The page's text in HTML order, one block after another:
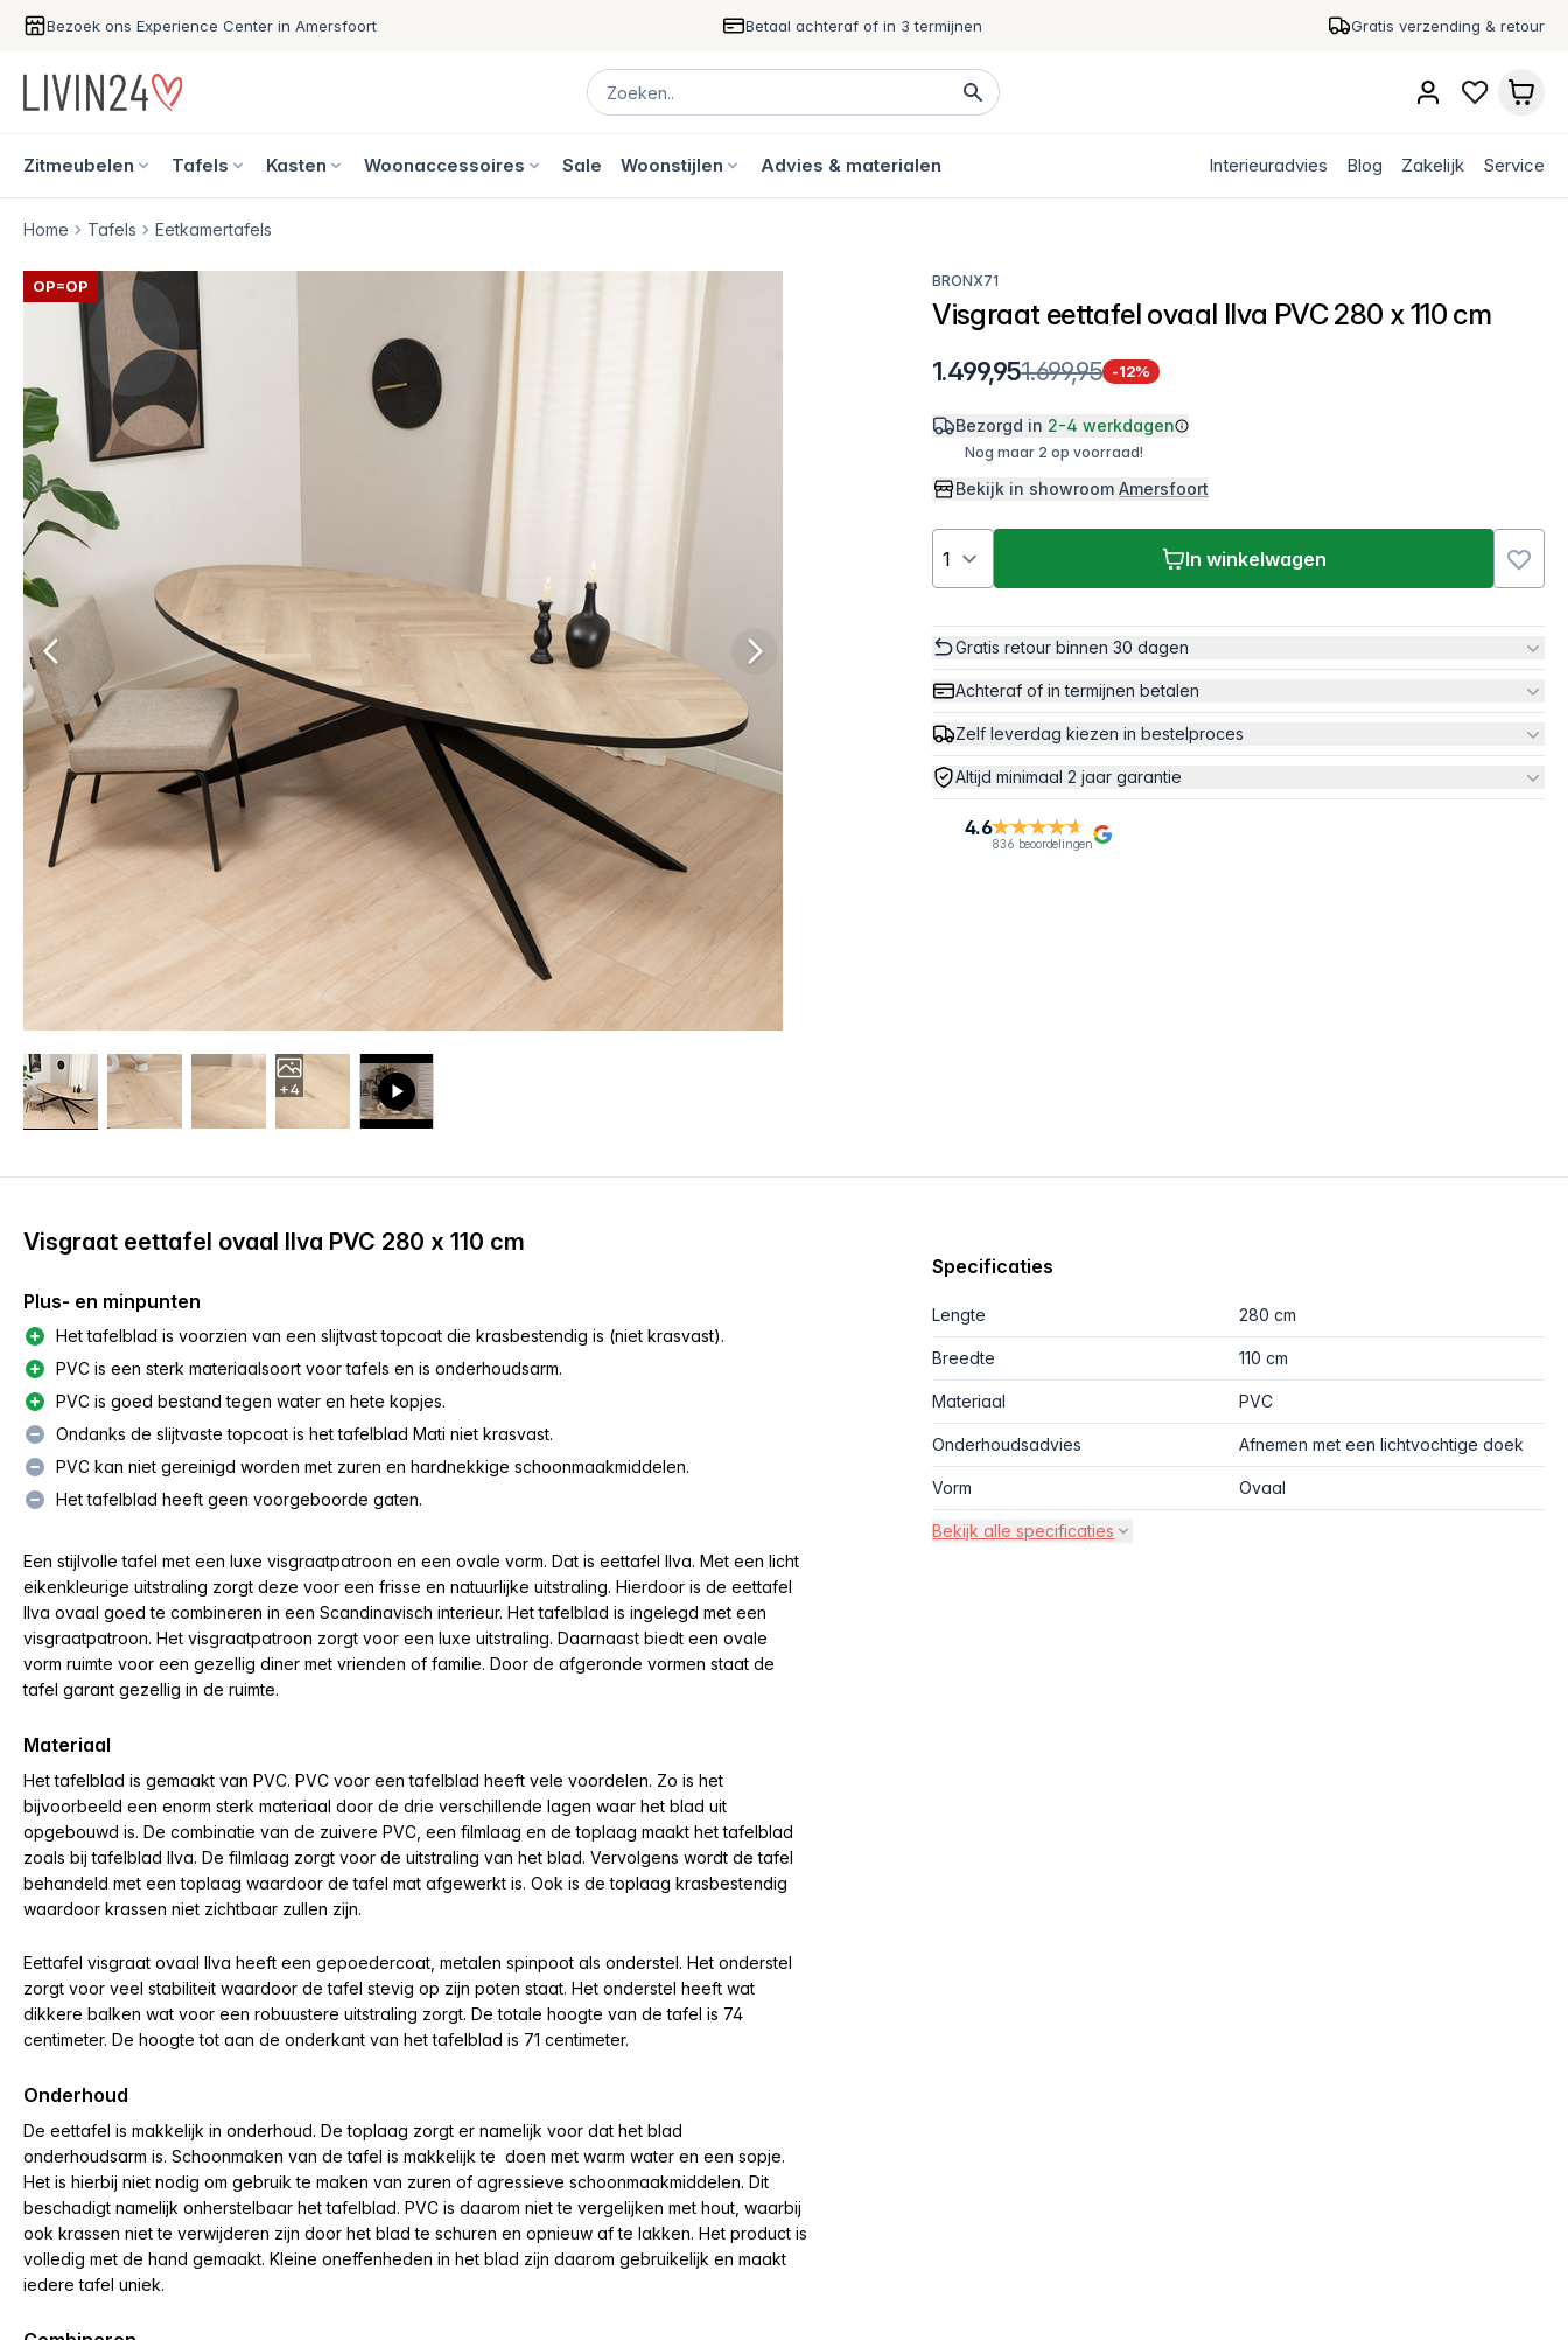
Bezoek ons Experience Center in Amersfoort Betaal achteraf of in 3 termijnen Gratis verzending & retour
Zitmeubelen Tafels Kasten Woonaccessoires Sale Woonstijlen Advies & materialen Interieuradvies Blog Zakelijk Service
Home Tafels Eetkamertafels
OP=OP
+4
BRONX71
Visgraat eettafel ovaal Ilva PVC 280 x 110 cm
1.499,951.699,95 -12%
Bezorgd in 2-4 werkdagen
Nog maar 2 op voorraad!
Bekijk in showroomAmersfoort
In winkelwagen
Gratis retour binnen 30 dagen
Achteraf of in termijnen betalen
Zelf leverdag kiezen in bestelproces
Altijd minimaal 2 jaar garantie
4.6
836 beoordelingen
Visgraat eettafel ovaal Ilva PVC 280 x 110 cm
Plus- en minpunten
Het tafelblad is voorzien van een slijtvast topcoat die krasbestendig is (niet krasvast).
PVC is een sterk materiaalsoort voor tafels en is onderhoudsarm.
PVC is goed bestand tegen water en hete kopjes.
Ondanks de slijtvaste topcoat is het tafelblad Mati niet krasvast.
PVC kan niet gereinigd worden met zuren en hardnekkige schoonmaakmiddelen.
Het tafelblad heeft geen voorgeboorde gaten.
Een stijlvolle tafel met een luxe visgraatpatroon en een ovale vorm. Dat is eettafel Ilva. Met een licht
eikenkleurige uitstraling zorgt deze voor een frisse en natuurlijke uitstraling. Hierdoor is de eettafel
Ilva ovaal goed te combineren in een Scandinavisch interieur. Het tafelblad is ingelegd met een
visgraatpatroon. Het visgraatpatroon zorgt voor een luxe uitstraling. Daarnaast biedt een ovale
vorm ruimte voor een gezellig diner met vrienden of familie. Door de afgeronde vormen staat de
tafel garant gezellig in de ruimte.
Materiaal
Het tafelblad is gemaakt van PVC. PVC voor een tafelblad heeft vele voordelen. Zo is het
bijvoorbeeld een enorm sterk materiaal door de drie verschillende lagen waar het blad uit
opgebouwd is. De combinatie van de zuivere PVC, een filmlaag en de toplaag maakt het tafelblad
zoals bij tafelblad Ilva. De filmlaag zorgt voor de uitstraling van het blad. Vervolgens wordt de tafel
behandeld met een toplaag waardoor de tafel mat afgewerkt is. Ook is de toplaag krasbestendig
waardoor krassen niet zichtbaar zullen zijn.
Eettafel visgraat ovaal Ilva heeft een gepoedercoat, metalen spinpoot als onderstel. Het onderstel
zorgt voor veel stabiliteit waardoor de tafel stevig op zijn poten staat. Het onderstel heeft wat
dikkere balken wat voor een robuustere uitstraling zorgt. De totale hoogte van de tafel is 74
centimeter. De hoogte tot aan de onderkant van het tafelblad is 71 centimeter.
Onderhoud
De eettafel is makkelijk in onderhoud. De toplaag zorgt er namelijk voor dat het blad
onderhoudsarm is. Schoonmaken van de tafel is makkelijk te doen met warm water en een sopje.
Het is hierbij niet nodig om gebruik te maken van zuren of agressieve schoonmaakmiddelen. Dit
beschadigt namelijk onherstelbaar het tafelblad. PVC is daarom niet te vergelijken met hout, waarbij
ook krassen niet te verwijderen zijn door het blad te schuren en opnieuw af te lakken. Het product is
volledig met de hand gemaakt. Kleine oneffenheden in het blad zijn daarom gebruikelijk en maakt
iedere tafel uniek.
Specificaties
Lengte 280 cm
Breedte 110 cm
Materiaal PVC
Onderhoudsadvies Afnemen met een lichtvochtige doek
Vorm Ovaal
Bekijk alle specificaties